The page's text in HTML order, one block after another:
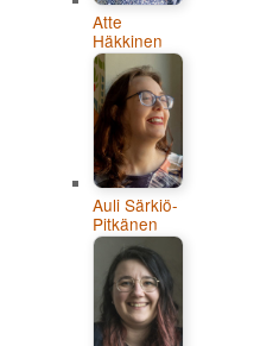
Atte
Häkkinen
Auli Särkiö-
Pitkänen